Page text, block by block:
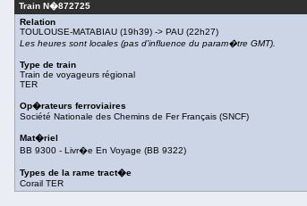
Train N�872725
Relation
TOULOUSE-MATABIAU (19h39) -> PAU (22h27)
Les heures sont locales (pas d'influence du param�tre GMT).
Type de train
Train de voyageurs régional
TER
Op�rateurs ferroviaires
Société Nationale des Chemins de Fer Français (SNCF)
Mat�riel
BB 9300 - Livr�e En Voyage (BB 9322)
Types de la rame tract�e
Corail TER